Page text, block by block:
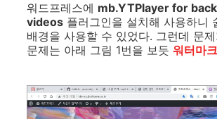
워드프레스에 mb.YTPlayer for
videos 플러그인을 설치해 사용하니
배경을 사용할 수 있었다. 그런데 문
문제는 아래 그림 1번을 보듯 워터마크